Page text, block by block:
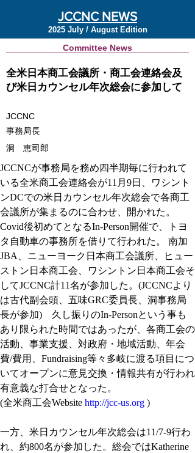
JCCNC NEWS
2025 July / August Edition
Committee News
全米日本商工会議所・商工会連絡会及
び米日カウンセル年次総会に参加して
JCCNC
事務局長
洞 恵司郎
JCCNCが事務局を務め四半期毎に行われて
いる全米商工会連絡会が11月9日、ワシント
ンDCでの米日カウンセル年次総会で各商工
会議所が集まるのに合わせ、開かれた。
Covid後初めてとなるIn-Person開催で、トヨ
タ自動車の事務所を借りて行われた。 南加
JBA、ニューヨーク日本商工会議所、ヒュー
ストン日本商工会、ワシントン日本商工会そ
してJCCNC計11名が参加した。(JCCNCより
は古代副会頭、五味GRC委員長、洞事務局
長が参加)　久し振りのIn-Personという事も
あり限られた時間ではあったが、各商工会の
活動、事業支援、対政府・地域活動、年会
費/費用、Fundraising等々多岐に渡る項目につ
いてオープンに意見交換・情報共有が行われ
有意義な打合せとなった。
(全米商工会Website http://jcc-us.org )
一方、米日カウンセル年次総会は11/7-9行わ
れ、約800名が参加した。総会ではKatherine